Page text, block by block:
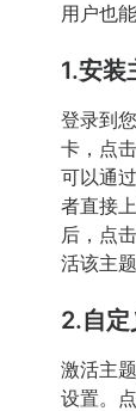
用户也
1.安装
登录到
卡，点
可以通
者直接
后，点
活该主题
2.自
激活主
设置。